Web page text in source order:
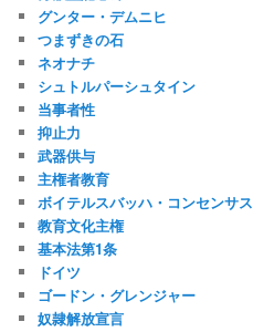
グンター・デムニヒ
つまずきの石
ネオナチ
シュトルパーシュタイン
当事者性
抑止力
武器供与
主権者教育
ボイテルスバッハ・コンセンサス
教育文化主権
基本法第1条
ドイツ
ゴードン・グレンジャー
奴隷解放宣言